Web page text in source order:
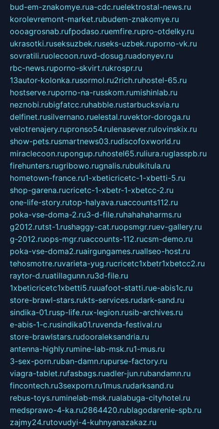
bud-em-znakomye.rua-cdc.ruelektrostal-news.ru
korolevremont-market.rubudem-znakomye.ru
oooagrosnab.rufpodaso.ruemfire.rupro-otdelky.ru
ukrasotki.ruseksuzbek.ruseks-uzbek.ruporno-vk.ru
sovratili.ruolecoon.ruvd-dosug.ruadonyev.ru
rbc-news.ruporno-skvirt.rukrospr.ru
13autor-kolonka.rusormol.ru2rich.ruhostel-65.ru
hostserve.ruporno-na-russkom.rumishinlab.ru
neznobi.rubigfatcc.ruhabble.rustarbucksvia.ru
delfinet.rusilvernano.ruelestal.ruvektor-doroga.ru
velotrenajery.rupronso54.rulenasever.rulovinskix.ru
show-pets.rusmartnews03.rudiscofoxworld.ru
miraclecoon.rupongup.ruhostel65.ruliura.ruglasspb.ru
firehunters.rugribowo.rugnalis.rubulkitula.ru
hometown-france.ru1-xbeticricetc-1-xbetti-5.ru
shop-garena.rucricetc-1-xbetr-1-xbetcc-2.ru
one-life-story.rutop-halyava.ruaccounts112.ru
poka-vse-doma-2.ru3-d-file.ruhahahaharms.ru
g2012.rutst-1.rushaggy-cat.ruopsmgr.ruev-gallery.ru
g-2012.ruops-mgr.ruaccounts-112.rucsm-demo.ru
poka-vse-doma2.ruairgungames.ruallseo-host.ru
tehosmotre.ruvarieta-yug.rucricetc1xbetr1xbetcc2.ru
raytor-d.ruatillagunn.ru3d-file.ru
1xbeticricetc1xbetti5.ruuafoot-statti.rue-abis1c.ru
store-brawl-stars.rukts-services.rudark-sand.ru
sindika-01.rusp-life.rux-legion.rusib-archives.ru
e-abis-1-c.rusindika01.ruvenda-festival.ru
store-brawlstars.rudooraleksandria.ru
antenna-highly.rumine-lab-msk.ru1-mus.ru
3-sex-porn.ruban-damn.rupurse-factory.ru
viagra-tablet.rufasbags.ruadler-jun.rubandamn.ru
fincontech.ru3sexporn.ru1mus.rudarksand.ru
rebus-toys.ruminelab-msk.rualabuga-cityhotel.ru
medsprawo-4-ka.ru2864420.rublagodarenie-spb.ru
zajmy24.rutovudyi-4-kuhnyanazakaz.ru